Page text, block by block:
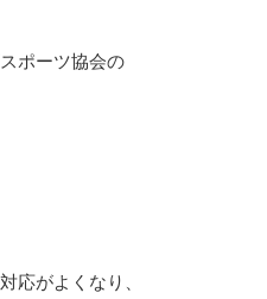
ポーツ協会の
応がよくなり、